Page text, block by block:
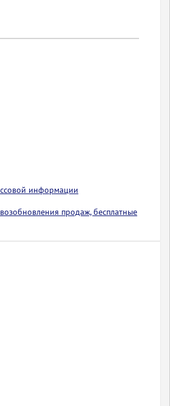
информации
продаж, бесплатные